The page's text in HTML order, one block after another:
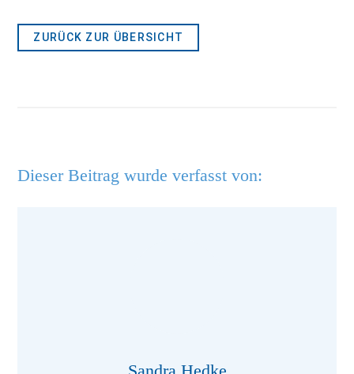
ZURÜCK ZUR ÜBERSICHT
Dieser Beitrag wurde verfasst von: